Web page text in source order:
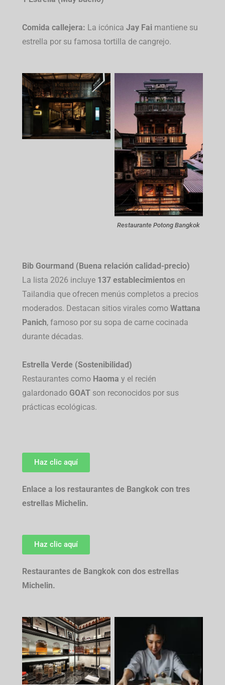
Comida callejera: La icónicaJay Fai mantiene su
estrella por su famosa tortilla de cangrejo.
Restaurante Potong Bangkok
Bib Gourmand (Buena relación calidad-precio)
La lista 2026 incluye 137 establecimientos en
Tailandia que ofrecen menús completos a precios
moderados. Destacan sitios virales comoWattana
Panich, famoso por su sopa de carne cocinada
durante décadas.
Estrella Verde (Sostenibilidad)
Restaurantes como Haoma y el recién
galardonado GOAT son reconocidos por sus
prácticas ecológicas.
Haz clic aquí
Enlace a los restaurantes de Bangkok con tres
estrellas Michelin.
Haz clic aquí
Restaurantes de Bangkok con dos estrellas
Michelin.